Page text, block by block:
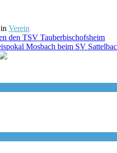
Verein
den TSV Tauberbischofsheim
Mosbach beim SV